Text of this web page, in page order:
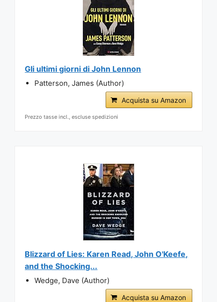
Gli ultimi giorni di John Lennon
Patterson, James (Author)
Acquista su Amazon
Prezzo tasse incl., escluse spedizioni
Blizzard of Lies: Karen Read, John O'Keefe,
and the Shocking...
Wedge, Dave (Author)
Acquista su Amazon